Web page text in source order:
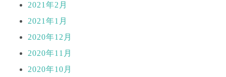
2021年2月
2021年1月
2020年12月
2020年11月
2020年10月